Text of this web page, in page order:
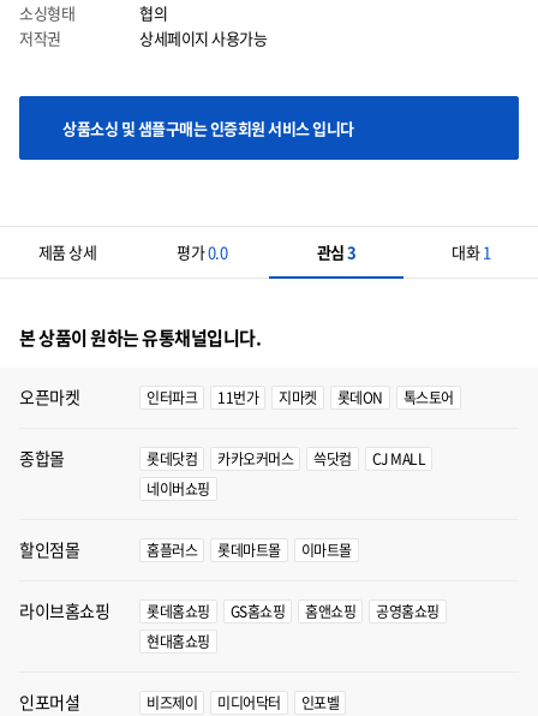
소싱형태
협의
저작권
상세페이지 사용가능
상품소싱 및 샘플구매는 인증회원 서비스 입니다
제품 상세 평가0.0 관심3 대화1
본 상품이 원하는 유통채널입니다.
오픈마켓 인터파크 11번가 지마켓 롯데ON 톡스토어
종합몰 롯데닷컴 카카오커머스 쓱닷컴
CJ MALL
네이버쇼핑
할인점몰 홈플러스 롯데마트몰 이마트몰
라이브홈쇼핑 롯데홈쇼핑 GS홈쇼핑 홈앤쇼핑
공영홈쇼핑
현대홈쇼핑
인포머셜 비즈제이 미디어닥터 인포벨